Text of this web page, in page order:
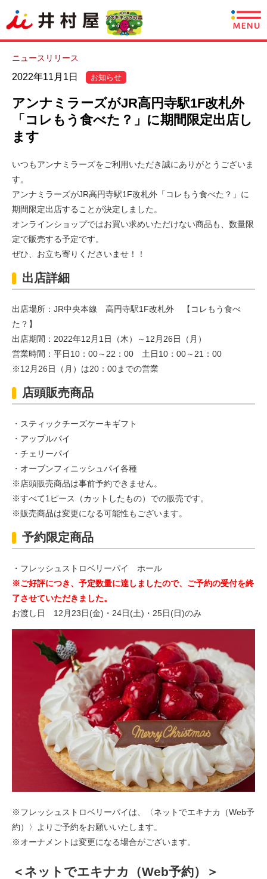
商品情報
あずきについて
企業情報
採用情報
English
Chinese
ニュースリリース
2022年11月1日 お知らせ
アンナミラーズがJR高円寺駅1F改札外
「コレもう食べた？」に期間限定出店し
ます
いつもアンナミラーズをご利用いただき誠にありがとうございま
す。
アンナミラーズがJR高円寺駅1F改札外「コレもう食べた？」に
期間限定出店することが決定しました。
オンラインショップではお買い求めいただけない商品も、数量限
定で販売する予定です。
ぜひ、お立ち寄りくださいませ！！
出店詳細
出店場所：JR中央本線 高円寺駅1F改札外 【コレもう食べ
た？】
出店期間：2022年12月1日（木）～12月26日（月）
営業時間：平日10：00～22：00 土日10：00～21：00
※12月26日（月）は20：00までの営業
店頭販売商品
・スティックチーズケーキギフト
・アップルパイ
・チェリーパイ
・オーブンフィニッシュパイ各種
※店頭販売商品は事前予約できません。
※すべて1ピース（カットしたもの）での販売です。
※販売商品は変更になる可能性もございます。
予約限定商品
・フレッシュストロベリーパイ ホール
※ご好評につき、予定数量に達しましたので、ご予約の受付を終
了させていただきました。
お渡し日 12月23日(金)・24日(土)・25日(日)のみ
※フレッシュストロベリーパイは、〈ネットでエキナカ（Web予
約）〉よりご予約をお願いいたします。
※オーナメントは変更になる場合がございます。
＜ネットでエキナカ（Web予約）＞